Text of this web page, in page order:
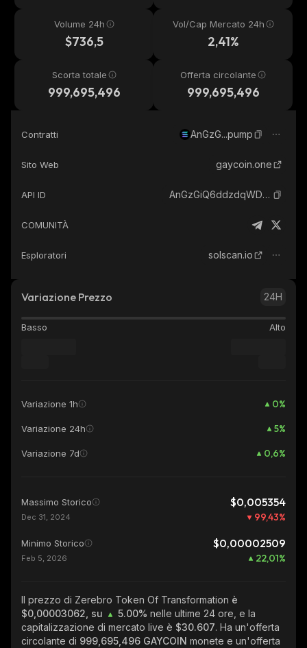
Volume 24h
$736,5
Vol/Cap Mercato 24h
2,41%
Scorta totale
999,695,496
Offerta circolante
999,695,496
Contratti AnGzG...pump
Sito Web gaycoin.one
API ID AnGzGiQ6ddzdqWDuWy6vmibqDv8rsT2QKhcgDrwTpump_solana
COMUNITÀ
Esploratori solscan.io
Variazione Prezzo 24H
Basso Alto
Variazione 1h 0%
Variazione 24h 5%
Variazione 7d 0,6%
Massimo Storico $0,005354
Dec 31, 2024 99,43%
Minimo Storico $0,00002509
Feb 5, 2026 22,01%
Il prezzo di Zerebro Token Of Transformation è
$0,00003062, su
5.00% nelle ultime 24 ore, e la
capitalizzazione di mercato live è $30.607. Ha un'offerta
circolante di 999,695,496 GAYCOIN monete e un'offerta